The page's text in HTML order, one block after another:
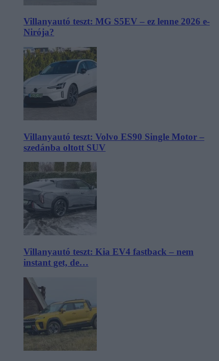
Villanyautó teszt: MG S5EV – ez lenne 2026 e-
Nirója?
Villanyautó teszt: Volvo ES90 Single Motor –
szedánba oltott SUV
Villanyautó teszt: Kia EV4 fastback – nem
instant get, de…